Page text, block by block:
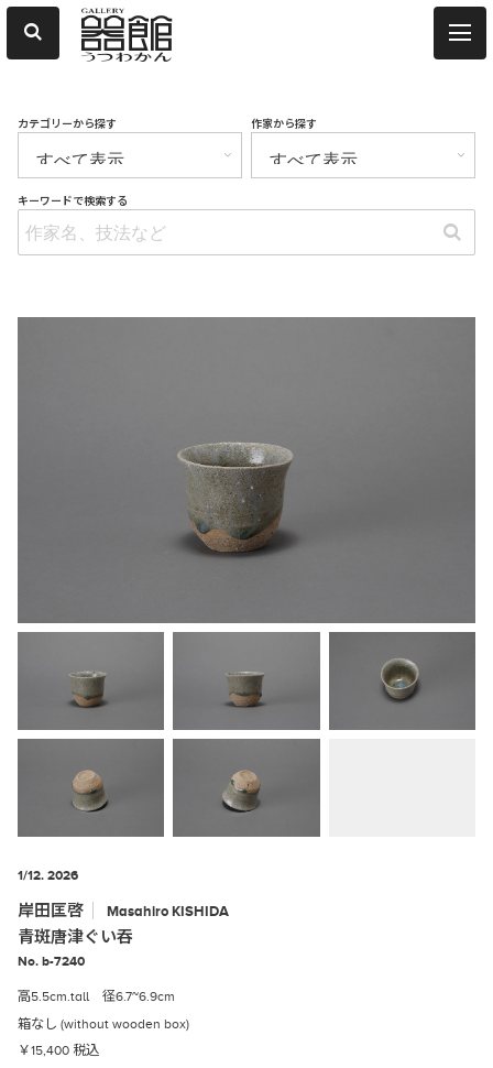
カテゴリーから探す 作家から探す
キーワードで検索する
1/12. 2026
岸田匡啓 Masahiro KISHIDA
青斑唐津ぐい吞
No. b-7240
高5.5cm.tall 径6.7~6.9cm
箱なし (without wooden box)
￥15,400 税込